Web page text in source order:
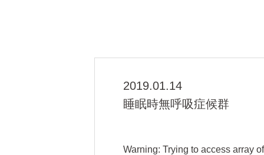
2019.01.14
睡眠時無呼吸症候群
Warning: Trying to access array